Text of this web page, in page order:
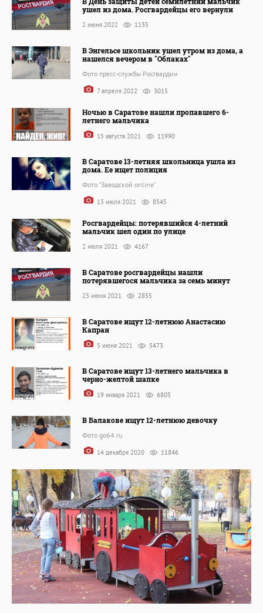
ушел из дома. Росгвардейцы его вернули
2 июня 2022 1135
В Энгельсе школьник ушел утром из дома, а
нашелся вечером в "Облаках"
Фото пресс-службы Росгвардии
7 апреля 2022 3015
Ночью в Саратове нашли пропавшего 6-
летнего мальчика
15 августа 2021 11990
В Саратове 13-летняя школьница ушла из
дома. Ее ищет полиция
Фото "Заводской online"
13 июля 2021 8545
Росгвардейцы: потерявшийся 4-летний
мальчик шел один по улице
2 июля 2021 4167
В Саратове росгвардейцы нашли
потерявшегося мальчика за семь минут
23 июня 2021 2855
В Саратове ищут 12-летнюю Анастасию
Капран
5 июня 2021 5473
В Саратове ищут 13-летнего мальчика в
черно-желтой шапке
19 января 2021 6805
В Балакове ищут 12-летнюю девочку
Фото go64.ru
14 декабря 2020 11846